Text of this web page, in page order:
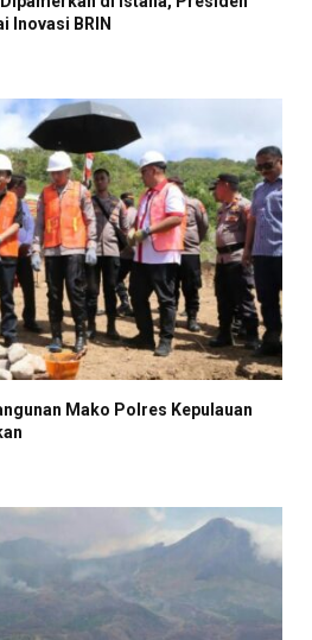
Inovasi BRIN
Mako Polres Kepulauan